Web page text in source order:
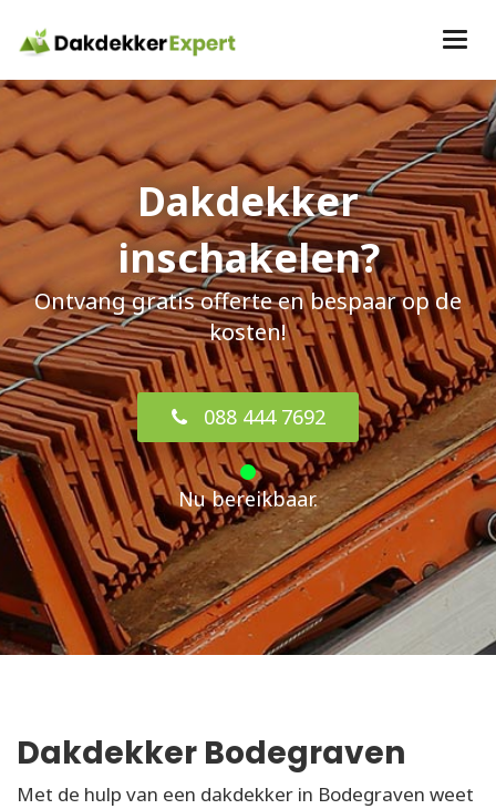
Dakdekker
inschakelen?
Ontvang gratis offerte en bespaar op de
kosten!
088 444 7692
Nu bereikbaar.
Dakdekker Bodegraven
Met de hulp van een dakdekker in Bodegraven weet